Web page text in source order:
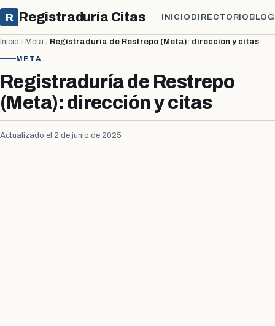
R Registraduría Citas INICIO DIRECTORIO BLOG
Inicio / Meta / Registraduría de Restrepo (Meta): dirección y citas
META
Registraduría de Restrepo
(Meta): dirección y citas
Actualizado el 2 de junio de 2025